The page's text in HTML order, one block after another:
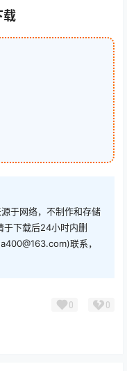
载
于网络，不制作和存储
下载后24小时内删
联系，
0 0